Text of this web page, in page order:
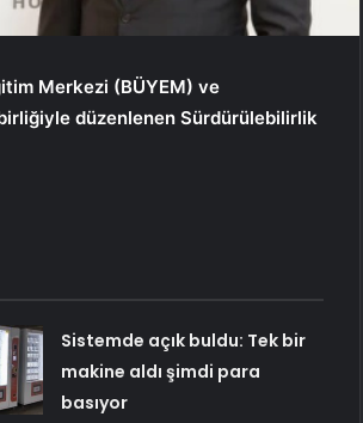
Merkezi (BÜYEM) ve
düzenlenen Sürdürülebilirlik
Sistemde açık buldu: Tek bir
makine aldı şimdi para
basıyor